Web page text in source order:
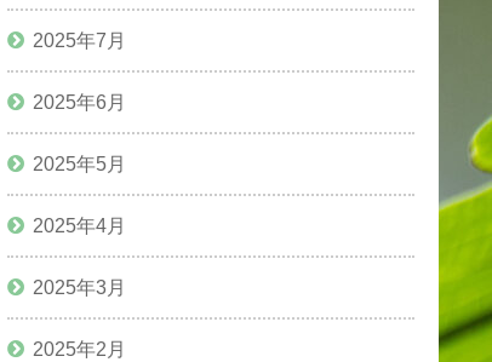
2025年7月
2025年6月
2025年5月
2025年4月
2025年3月
2025年2月